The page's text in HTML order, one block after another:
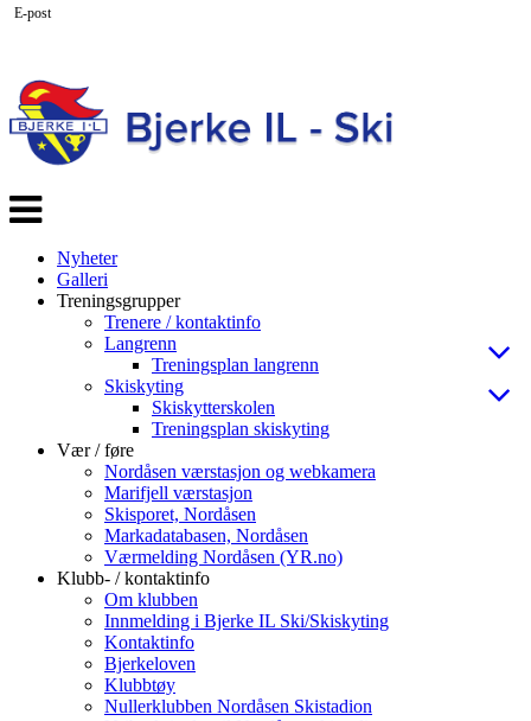
Veksle
navigasjon
Nyheter
Galleri
Treningsgrupper
Trenere / kontaktinfo
Langrenn
Treningsplan langrenn
Skiskyting
Skiskytterskolen
Treningsplan skiskyting
Vær / føre
Nordåsen værstasjon og webkamera
Marifjell værstasjon
Skisporet, Nordåsen
Markadatabasen, Nordåsen
Værmelding Nordåsen (YR.no)
Klubb- / kontaktinfo
Om klubben
Innmelding i Bjerke IL Ski/Skiskyting
Kontaktinfo
Bjerkeloven
Klubbtøy
Nullerklubben Nordåsen Skistadion
E-post